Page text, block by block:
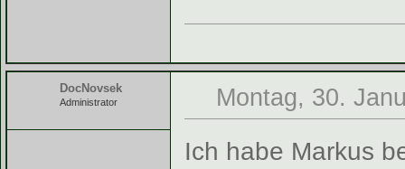
DocNovsek
Administrator Montag, 30.
Ich habe Markus